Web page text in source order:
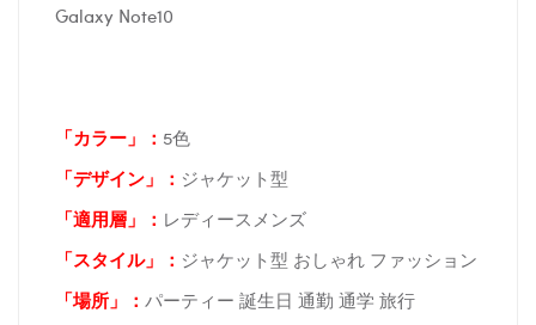
Galaxy Note10
「カラー」： 5色
「デザイン」
： ジャケット型
「適用層」： レディースメンズ
「スタイル」： ジャケット型 おしゃれ ファッション
「場所 」： パーティー 誕生日 通勤 通学 旅行